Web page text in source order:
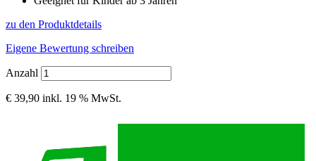
zu den Produktdetails
Eigene Bewertung schreiben
Anzahl
€ 39,90 inkl. 19 % MwSt.